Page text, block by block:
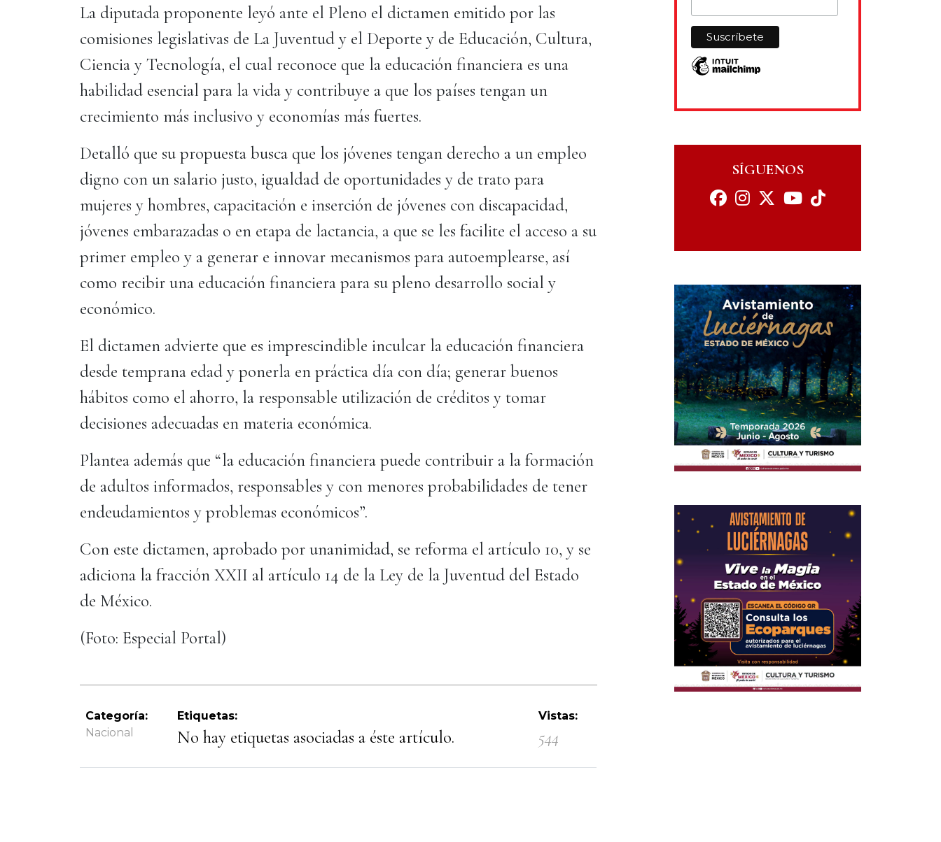
La diputada proponente leyó ante el Pleno el dictamen emitido por las
comisiones legislativas de La Juventud y el Deporte y de Educación, Cultura,
Ciencia y Tecnología, el cual reconoce que la educación financiera es una
habilidad esencial para la vida y contribuye a que los países tengan un
crecimiento más inclusivo y economías más fuertes.
Detalló que su propuesta busca que los jóvenes tengan derecho a un empleo
digno con un salario justo, igualdad de oportunidades y de trato para
mujeres y hombres, capacitación e inserción de jóvenes con discapacidad,
jóvenes embarazadas o en etapa de lactancia, a que se les facilite el acceso a su
primer empleo y a generar e innovar mecanismos para autoemplearse, así
como recibir una educación financiera para su pleno desarrollo social y
económico.
El dictamen advierte que es imprescindible inculcar la educación financiera
desde temprana edad y ponerla en práctica día con día; generar buenos
hábitos como el ahorro, la responsable utilización de créditos y tomar
decisiones adecuadas en materia económica.
Plantea además que “la educación financiera puede contribuir a la formación
de adultos informados, responsables y con menores probabilidades de tener
endeudamientos y problemas económicos”.
Con este dictamen, aprobado por unanimidad, se reforma el artículo 10, y se
adiciona la fracción XXII al artículo 14 de la Ley de la Juventud del Estado
de México.
(Foto: Especial Portal)
Categoría:
Nacional
Etiquetas:
No hay etiquetas asociadas a éste artículo.
Vistas:
544
SÍGUENOS